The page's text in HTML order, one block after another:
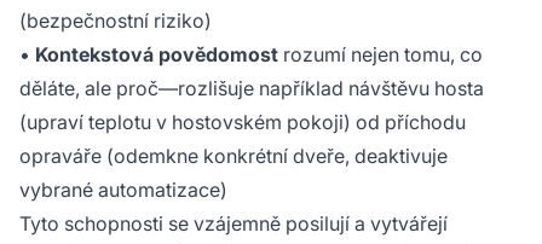
(bezpečnostní riziko)
• Kontekstová povědomost rozumí nejen tomu, co
děláte, ale proč—rozlišuje například návštěvu hosta
(upraví teplotu v hostovském pokoji) od příchodu
opraváře (odemkne konkrétní dveře, deaktivuje
vybrané automatizace)
Tyto schopnosti se vzájemně posilují a vytvářejí